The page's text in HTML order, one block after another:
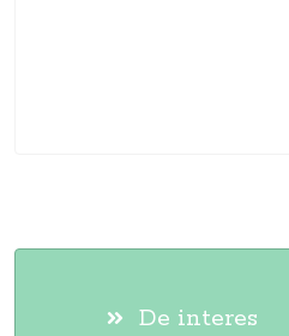
De interes